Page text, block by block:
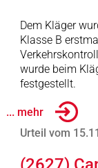
Dem Kläger
Klasse B
wurde beim
festgestellt.
... mehr
Urteil vom